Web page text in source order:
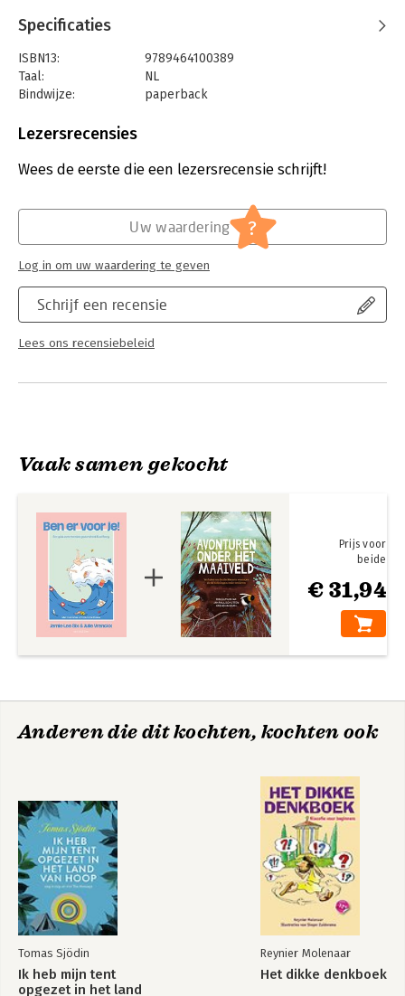
In Ben er voor je! gaan Jamie-Lee Six en Julie Vranckx geen
bevat niet alleen getuigenissen van (bekende) jongeren, maar
ook tips om beter voor jezelf te zorgen en nuttige adressen
zodat je om hulp kan vragen als dat nodig is.
Specificaties
ISBN13:
9789464100389
Taal:
NL
Bindwijze:
paperback
Uitgever:
Verschijningsdatum:
17-10-2024
Lezersrecensies
Wees de eerste die een lezersrecensie schrijft!
Schrijf een recensie
Lees ons recensiebeleid
Uw waardering ?
Log in om uw waardering te geven
Vaak samen gekocht
€ 31,94
Prijs voor
beide
Anderen die dit kochten, kochten ook
Tomas Sjödin
Ik heb mijn tent
opgezet in het land
Reynier Molenaar
Het dikke denkboek